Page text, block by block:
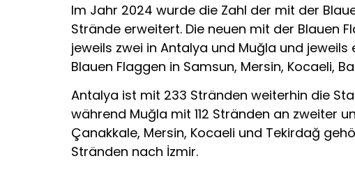
Im Jahr 2024 wurde die Zahl der mit der
Strände erweitert. Die neuen mit der Blauen
jeweils zwei in Antalya und Muğla und jeweils
Blauen Flaggen in Samsun, Mersin, Kocaeli,
Antalya ist mit 233 Stränden weiterhin die
während Muğla mit 112 Stränden an zweiter
Çanakkale, Mersin, Kocaeli und Tekirdağ
Stränden nach İzmir.